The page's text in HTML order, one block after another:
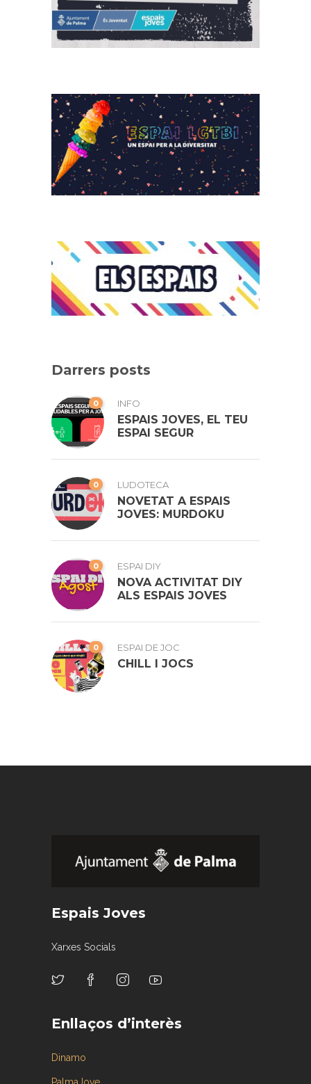
Darrers posts
0 INFO
ESPAIS JOVES, EL TEU
ESPAI SEGUR
0 LUDOTECA
NOVETAT A ESPAIS
JOVES: MURDOKU
0 ESPAI DIY
NOVA ACTIVITAT DIY
ALS ESPAIS JOVES
0 ESPAI DE JOC
CHILL I JOCS
Espais Joves
Xarxes Socials
Enllaços d’interès
Dinamo
PalmaJove